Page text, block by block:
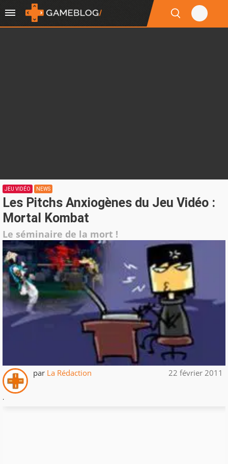
JEU VIDÉO NEWS
Les Pitchs Anxiogènes du Jeu Vidéo :
Mortal Kombat
Le séminaire de la mort !
par La Rédaction 22 février 2011
.